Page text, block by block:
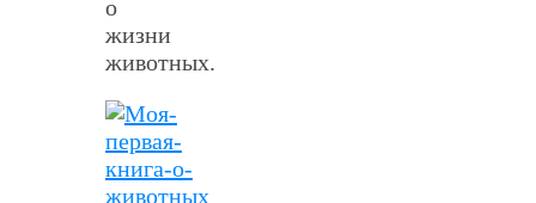
о
жизни
животных.